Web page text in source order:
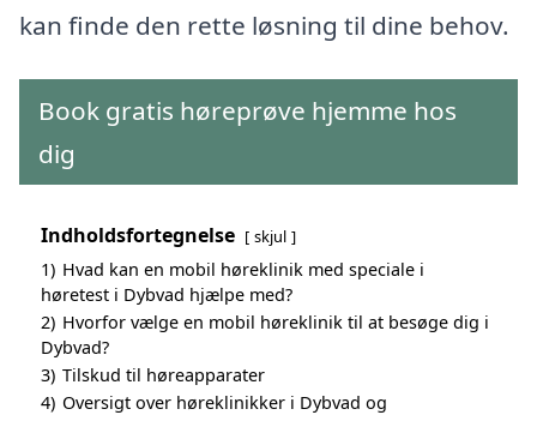
kan finde den rette løsning til dine behov.
Book gratis høreprøve hjemme hos
dig
Indholdsfortegnelse skjul
1) Hvad kan en mobil høreklinik med speciale i
høretest i Dybvad hjælpe med?
2) Hvorfor vælge en mobil høreklinik til at besøge dig i
Dybvad?
3) Tilskud til høreapparater
4) Oversigt over høreklinikker i Dybvad og